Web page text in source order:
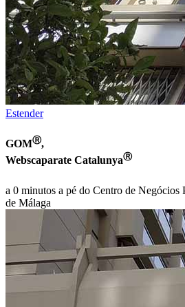
Estender
GOMⓇ,
Webscaparate CatalunyaⓇ
a 0 minutos a pé do Centro de Negócios
de Málaga